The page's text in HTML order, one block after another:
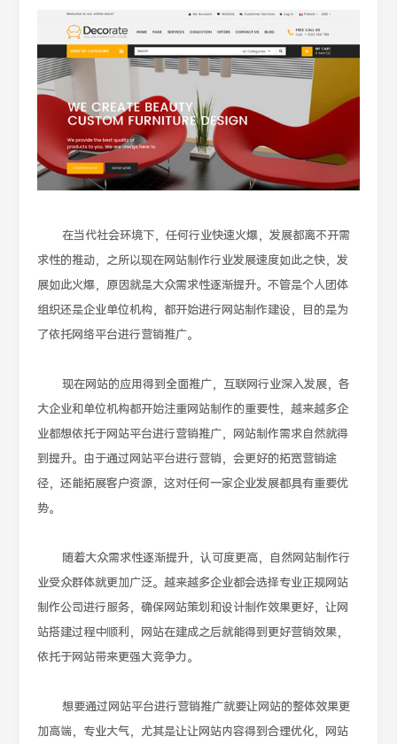
在当代社会环境下，任何行业快速火爆，发展都离不开需
求性的推动，之所以现在网站制作行业发展速度如此之快，发
展如此火爆，原因就是大众需求性逐渐提升。不管是个人团体
组织还是企业单位机构，都开始进行网站制作建设，目的是为
了依托网络平台进行营销推广。
现在网站的应用得到全面推广，互联网行业深入发展，各
大企业和单位机构都开始注重网站制作的重要性，越来越多企
业都想依托于网站平台进行营销推广，网站制作需求自然就得
到提升。由于通过网站平台进行营销，会更好的拓宽营销途
径，还能拓展客户资源，这对任何一家企业发展都具有重要优
势。
随着大众需求性逐渐提升，认可度更高，自然网站制作行
业受众群体就更加广泛。越来越多企业都会选择专业正规网站
制作公司进行服务，确保网站策划和设计制作效果更好，让网
站搭建过程中顺利，网站在建成之后就能得到更好营销效果，
依托于网站带来更强大竞争力。
想要通过网站平台进行营销推广就要让网站的整体效果更
加高端，专业大气，尤其是让让网站内容得到合理优化，网站